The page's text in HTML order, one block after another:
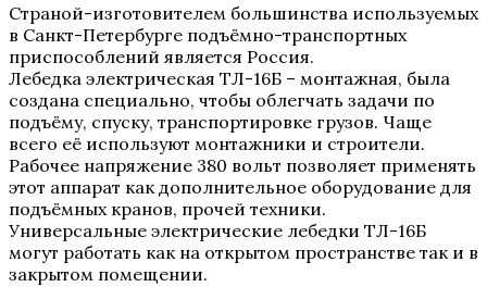
Страной-изготовителем большинства используемых
в Санкт-Петербурге подъёмно-транспортных
приспособлений является Россия.
Лебедка электрическая ТЛ-16Б – монтажная, была
создана специально, чтобы облегчать задачи по
подъёму, спуску, транспортировке грузов. Чаще
всего её используют монтажники и строители.
Рабочее напряжение 380 вольт позволяет применять
этот аппарат как дополнительное оборудование для
подъёмных кранов, прочей техники.
Универсальные электрические лебедки ТЛ-16Б
могут работать как на открытом пространстве так и в
закрытом помещении.